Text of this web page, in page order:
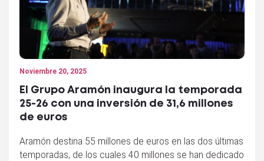
Noviembre 20, 2025
El Grupo Aramón inaugura la temporada
25-26 con una inversión de 31,6 millones
de euros
Aramón destina 55 millones de euros en las dos últimas
temporadas, de los cuales 40 millones se han dedicado